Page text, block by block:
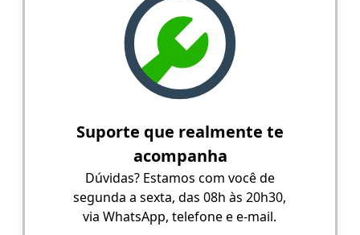
Suporte que realmente te
acompanha
Dúvidas? Estamos com você de
segunda a sexta, das 08h às 20h30,
via WhatsApp, telefone e e-mail.